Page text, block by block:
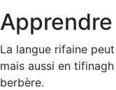
La langue rifaine
mais aussi en
berbère.